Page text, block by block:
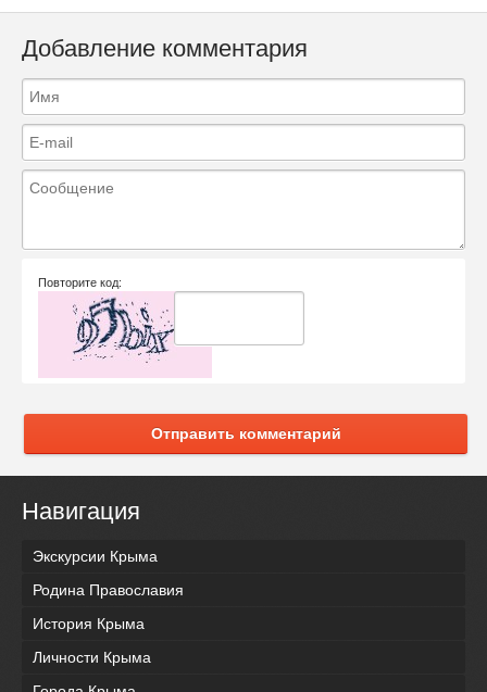
Добавление комментария
Повторите код:
Отправить комментарий
Навигация
Экскурсии Крыма
Родина Православия
История Крыма
Личности Крыма